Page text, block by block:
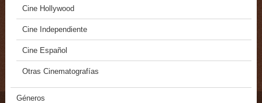
Cine Hollywood
Cine Independiente
Cine Español
Otras Cinematografías
Géneros